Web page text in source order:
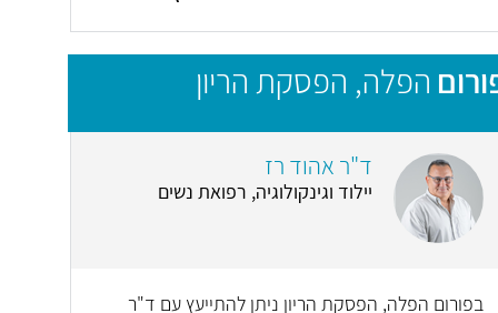
הפלה, הפסקת הריון
ד"ר אהוד רז
יילוד וגינקולוגיה, רפואת נשים
בפורום הפלה, הפסקת הריון ניתן להתייעץ עם ד"ר